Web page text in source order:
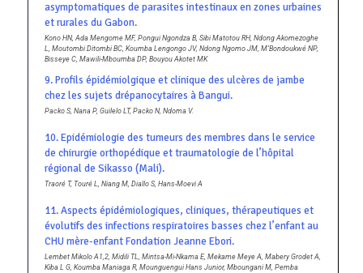
asymptomatiques de parasites intestinaux en zones urbaines
et rurales du Gabon.
Kono HN, Ada Mengome MF, Pongui Ngondza B, Sibi Matotou RH, Ndong Akomezoghe
L, Moutombi Ditombi BC, Koumba Lengongo JV, Ndong Ngomo JM, M’Bondoukwé NP,
Bisseye C, Mawili-Mboumba DP, Bouyou Akotet MK
9. Profils épidémiolgique et clinique des ulcères de jambe
chez les sujets drépanocytaires à Bangui.
Packo S, Nana P, Guilelo LT, Packo N, Ndoma V.
10. Epidémiologie des tumeurs des membres dans le service
de chirurgie orthopédique et traumatologie de l’hôpital
régional de Sikasso (Mali).
Traoré T, Touré L, Niang M, Diallo S, Hans-Moevi A
11. Aspects épidémiologiques, cliniques, thérapeutiques et
évolutifs des infections respiratoires basses chez l’enfant au
CHU mère-enfant Fondation Jeanne Ebori.
Lembet Mikolo A1,2, Midili TL, Mintsa-Mi-Nkama E, Mekame Meye A, Mabery Grodet A,
Kiba L G, Koumba Maniaga R, Mounguengui Hans Junior, Mboungani M, Pemba